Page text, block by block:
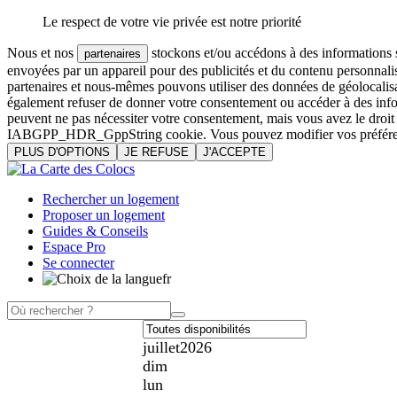
Le respect de votre vie privée est notre priorité
Nous et nos partenaires
stockons et/ou accédons à des
envoyées par un appareil pour des publicités et du contenu
partenaires et nous-mêmes pouvons utiliser des données de
également refuser de donner votre consentement ou accéder à des
peuvent ne pas nécessiter votre consentement, mais vous avez le
IABGPP_HDR_GppString cookie. Vous pouvez modifier vos
PLUS D'OPTIONS JE REFUSE J'ACCEPTE
Rechercher un logement
Proposer un logement
Guides & Conseils
Espace Pro
Se connecter
fr
juillet2026
dim
lun